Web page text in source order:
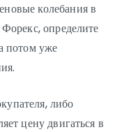
колебания в
определите
потом уже
либо
цену двигаться в